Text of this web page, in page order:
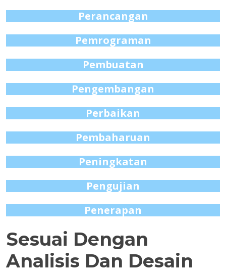
Perancangan
Pemrograman
Pembuatan
Pengembangan
Perbaikan
Pembaharuan
Peningkatan
Pengujian
Penerapan
Sesuai Dengan
Analisis Dan Desain